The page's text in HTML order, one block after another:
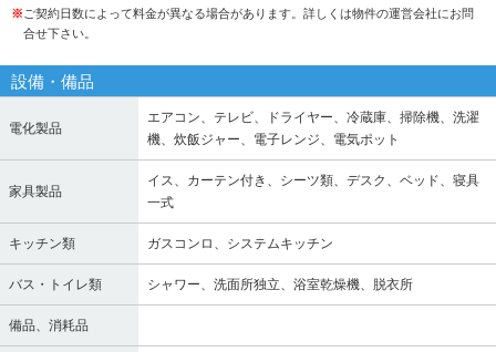
※ ご契約日数によって料金が異なる場合があります。詳しくは物件の運営会社にお問
合せ下さい。
設備・備品
電化製品
エアコン、テレビ、ドライヤー、冷蔵庫、掃除機、洗濯
機、炊飯ジャー、電子レンジ、電気ポット
家具製品
イス、カーテン付き、シーツ類、デスク、ベッド、寝具
一式
キッチン類 ガスコンロ、システムキッチン
バス・トイレ類 シャワー、洗面所独立、浴室乾燥機、脱衣所
備品、消耗品